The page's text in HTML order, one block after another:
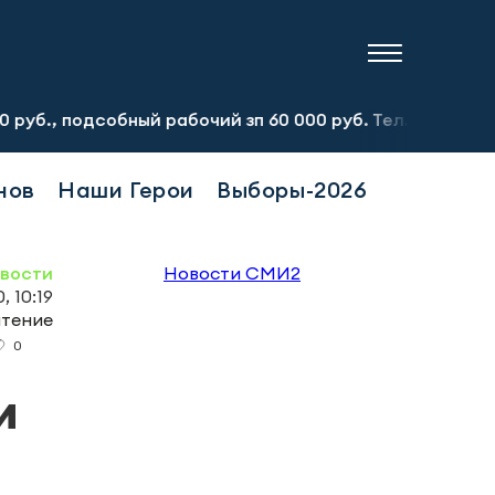
рабочий зп 60 000 руб. Тел.:8-917-913-20-71
Наши Герои Выборы-2026
10:19
0
Новости СМИ2